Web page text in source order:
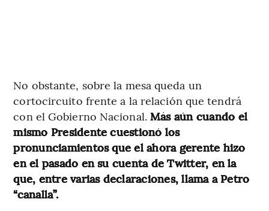
No obstante, sobre la mesa queda un
cortocircuito frente a la relación que tendrá
con el Gobierno Nacional. Más aún cuando el
mismo Presidente cuestionó los
pronunciamientos que el ahora gerente hizo
en el pasado en su cuenta de Twitter, en la
que, entre varias declaraciones, llama a Petro
“canalla”.